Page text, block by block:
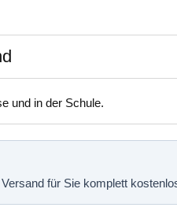
und in der Schule.
für Sie komplett